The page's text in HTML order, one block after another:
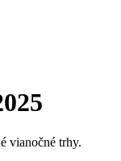
vianočné trhy.